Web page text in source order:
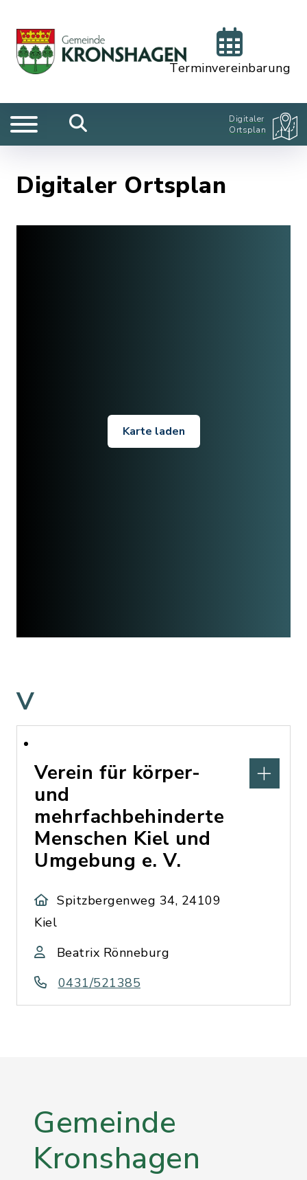
Terminvereinbarung
Digitaler
Ortsplan
Digitaler Ortsplan
Karte laden
V
Verein für körper-
und
mehrfachbehinderte
Menschen Kiel und
Umgebung e. V.
Spitzbergenweg 34, 24109
Kiel
Beatrix Rönneburg
0431/521385
Gemeinde
Kronshagen